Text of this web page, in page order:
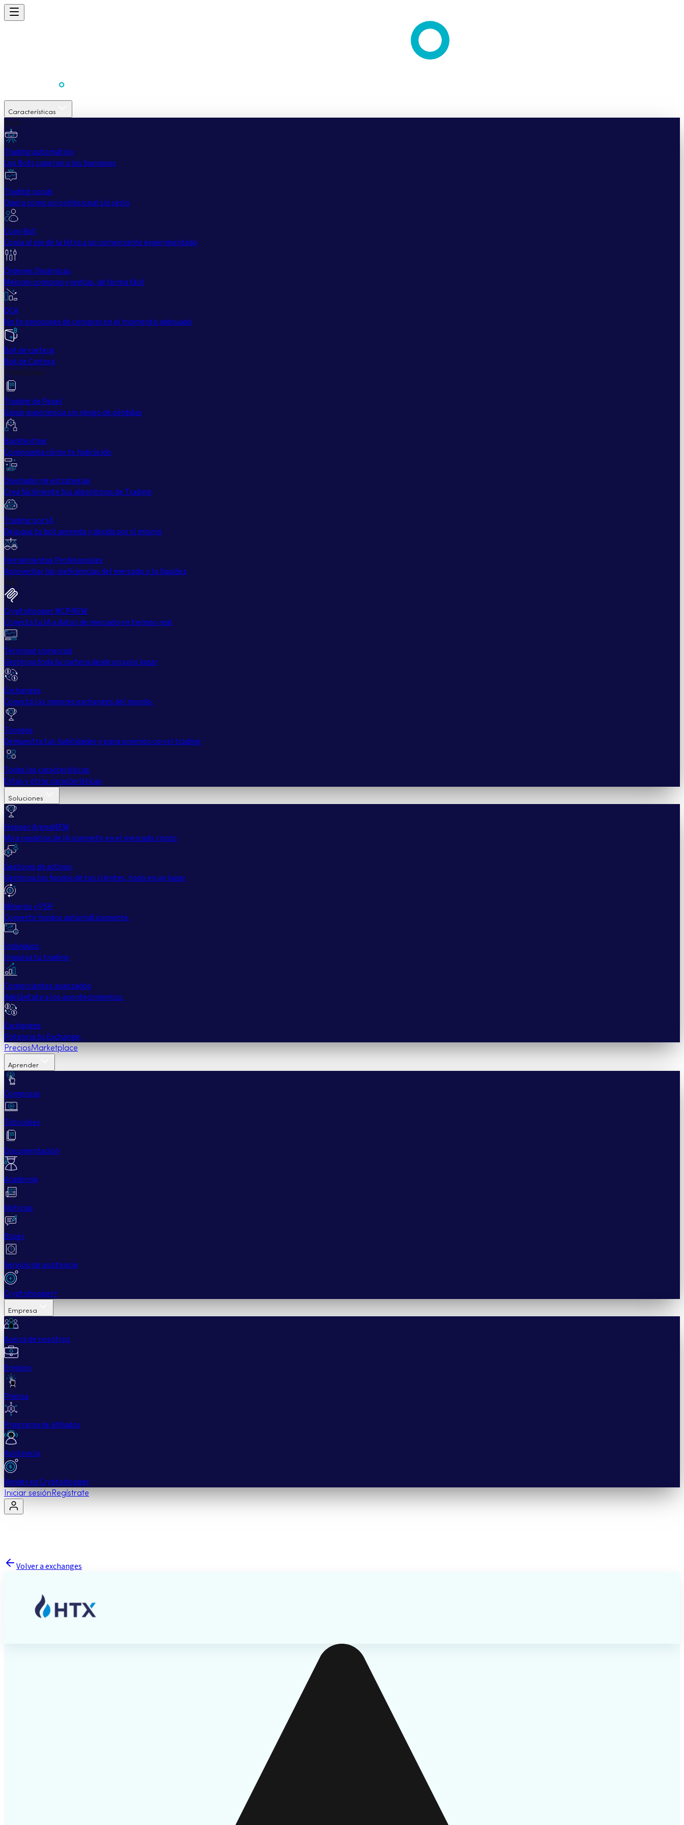
Características
Fácil
Trading automático
Los Bots superan a los humanos
Trading social
Opera como un profesional sin serlo
Copy Bot
Copia al pie de la letra a un comerciante experimentado
Órdenes Dinámicas
Mejores compras y ventas, de forma fácil
DCA
No te preocupes de comprar en el momento adecuado
Bot de cartera
Bot de Cartera
Profesional
Trading de Papel
Ganar experiencia sin riesgo de pérdidas
Backtesting
Comprueba cómo te habría ido
Diseñador de estrategias
Crea fácilmente tus algoritmos de Trading
Trading por IA
Deja que tu bot aprenda y decida por sí mismo
Herramientas Profesionales
Aprovechar las ineficiencias del mercado o la liquidez
Más
Cryptohopper MCPNEW
Conecta tu IA a datos de mercado en tiempo real
Terminal comercial
Gestiona toda tu cartera desde un solo lugar
Exchanges
Conecta los mejores exchanges del mundo.
Torneos
Demuestra tus habilidades y gana premios con el trading
Todas las características
Estas y otras características
Soluciones
Hopper ArenaNEW
Mira modelos de IA competir en el mercado cripto
Gestores de activos
Gestiona los fondos de tus clientes, todo en un lugar
Mineros y PSP
Convertir fondos automáticamente.
Individuos
Impulsa tu trading
Comerciantes avanzados
Adelántate a los acontecimientos.
Exchanges
Potencia tu Exchange.
PreciosMarketplace
Aprender
Comenzar
Tutoriales
Documentación
Academia
Noticias
Blogs
Servicio de asistencia
Cryptohopper+
Empresa
Acerca de nosotros
Empleo
Prensa
Programa de afiliados
Asistencia
Vender en Cryptohopper
Iniciar sesión Regístrate
Volver a exchanges